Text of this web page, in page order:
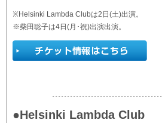
※Helsinki Lambda Clubは2日(土)出演。
※柴田聡子は4日(月･祝)出演出演。
●Helsinki Lambda Club